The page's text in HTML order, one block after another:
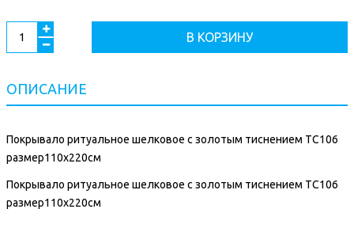
В КОРЗИНУ
ОПИСАНИЕ
Покрывало ритуальное шелковое с золотым тиснением ТС106
размер110х220см
Покрывало ритуальное шелковое с золотым тиснением ТС106
размер110х220см